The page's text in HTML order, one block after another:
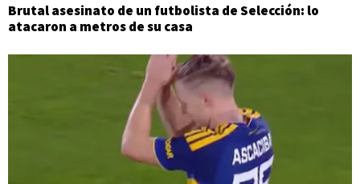
Brutal asesinato de un futbolista de Selección: lo
atacaron a metros de su casa